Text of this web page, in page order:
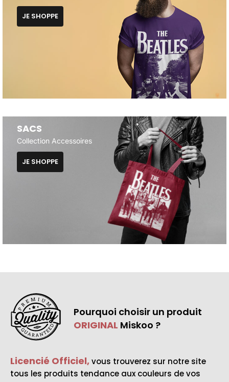
JE SHOPPE
SACS
Collection Accessoires
JE SHOPPE
Pourquoi choisir un produit
ORIGINAL Miskoo ?
Licencié Officiel,vous trouverez sur notre site
tous les produits tendance aux couleurs de vos